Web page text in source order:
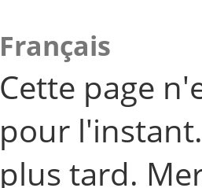
Français
Cette page
pour
plus tard.